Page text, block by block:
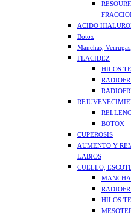
ACIDO
Botox
Manchas,
FLACIDEZ
HILOS
BOTOX
CUPEROSIS
AUMENTO Y
LABIOS
CUELLO,
HILOS